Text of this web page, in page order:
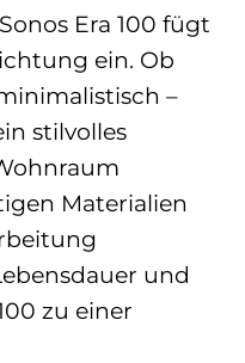
Era 100 fügt
ein. Ob
–
stilvolles
Materialien
und
zu einer